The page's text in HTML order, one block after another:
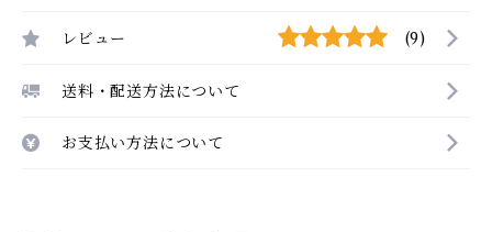
レビュー (9)
送料・配送方法について
お支払い方法について